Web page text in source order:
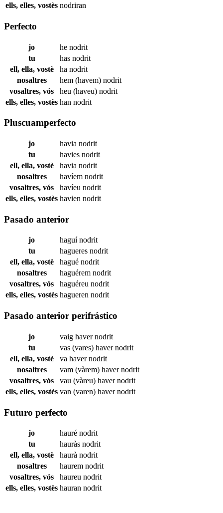
ells, elles, vostès nodriran
Perfecto
jo he nodrit
tu
has nodrit
ell, ella, vostè
ha nodrit
nosaltres
hem (havem) nodrit
vosaltres, vós
heu (haveu) nodrit
ells, elles, vostès han nodrit
Pluscuamperfecto
jo havia nodrit
tu
havies nodrit
ell, ella, vostè
havia nodrit
nosaltres
havíem nodrit
vosaltres, vós
havíeu nodrit
ells, elles, vostès havien nodrit
Pasado anterior
jo haguínodrit
tu
hagueres nodrit
ell, ella, vostè
hagué nodrit
nosaltres
haguérem nodrit
vosaltres, vós
haguéreu nodrit
ells, elles, vostès hagueren nodrit
Pasado anterior perifrástico
jo vaig havernodrit
tu
vas (vares) havernodrit
ell, ella, vostè
va havernodrit
nosaltres
vam (vàrem) havernodrit
vosaltres, vós
vau (vàreu) havernodrit
ells, elles, vostès van (varen) havernodrit
Futuro perfecto
jo hauré nodrit
tu
hauràs nodrit
ell, ella, vostè
haurà nodrit
nosaltres
haurem nodrit
vosaltres, vós
haureu nodrit
ells, elles, vostès hauran nodrit